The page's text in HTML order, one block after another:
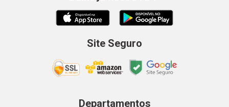
Site Seguro
Departamentos